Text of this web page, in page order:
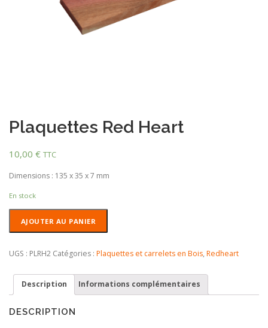
Plaquettes Red Heart
10,00 € TTC
Dimensions : 135 x 35 x 7 mm
En stock
Red
AJOUTER AU PANIER
UGS : PLRH2 Catégories : Plaquettes et carrelets en Bois, Redheart
Description Informations complémentaires
DESCRIPTION